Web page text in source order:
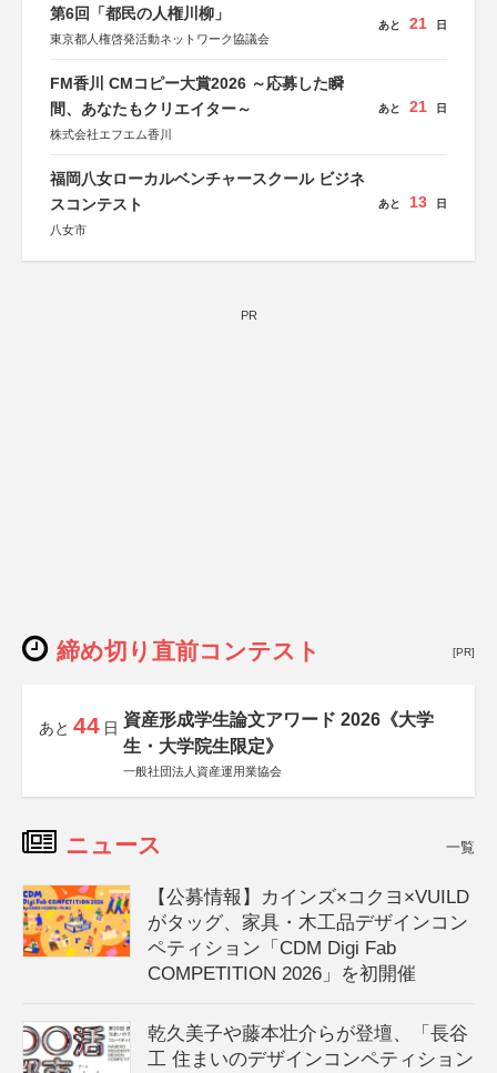
第6回「都民の人権川柳」
東京都人権啓発活動ネットワーク協議会
あと 21 日
FM香川 CMコピー大賞2026 ～応募した瞬
間、あなたもクリエイター～
株式会社エフエム香川
あと 21 日
福岡八女ローカルベンチャースクール ビジネ
スコンテスト
八女市
あと 13 日
PR
締め切り直前コンテスト [PR]
あと 44 日 資産形成学生論文アワード 2026《大学
生・大学院生限定》
一般社団法人資産運用業協会
ニュース 一覧
【公募情報】カインズ×コクヨ×VUILD
がタッグ、家具・木工品デザインコン
ペティション「CDM Digi Fab
COMPETITION 2026」を初開催
乾久美子や藤本壮介らが登壇、「長谷
工 住まいのデザインコンペティション